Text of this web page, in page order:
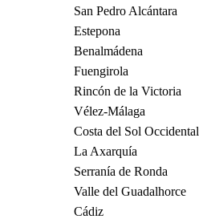
San Pedro Alcántara
Estepona
Benalmádena
Fuengirola
Rincón de la Victoria
Vélez-Málaga
Costa del Sol Occidental
La Axarquía
Serranía de Ronda
Valle del Guadalhorce
Cádiz